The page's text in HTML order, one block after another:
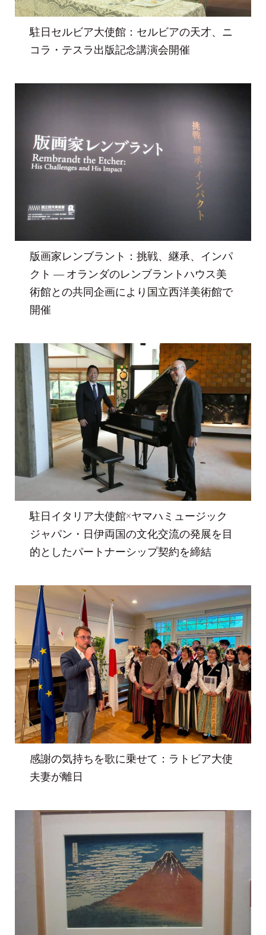
駐日セルビア大使館：セルビアの天才、ニ
コラ・テスラ出版記念講演会開催
版画家レンブラント：挑戦、継承、インパ
クト ― オランダのレンブラントハウス美
術館との共同企画により国立西洋美術館で
開催
駐日イタリア大使館×ヤマハミュージック
ジャパン・日伊両国の文化交流の発展を目
的としたパートナーシップ契約を締結
感謝の気持ちを歌に乗せて：ラトビア大使
夫妻が離日